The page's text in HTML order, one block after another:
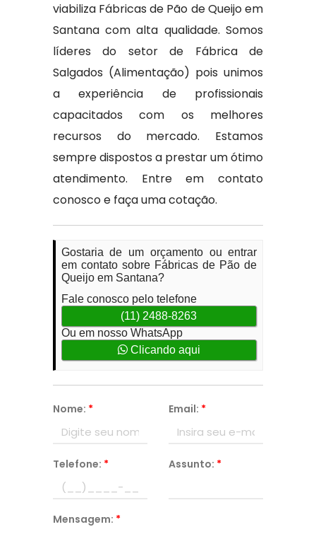
viabiliza Fábricas de Pão de Queijo em
Santana com alta qualidade. Somos
líderes do setor de Fábrica de
Salgados (Alimentação) pois unimos
a experiência de profissionais
capacitados com os melhores
recursos do mercado. Estamos
sempre dispostos a prestar um ótimo
atendimento. Entre em contato
conosco e faça uma cotação.
Gostaria de um orçamento ou entrar
em contato sobre Fábricas de Pão de
Queijo em Santana?
Fale conosco pelo telefone
(11) 2488-8263
Ou em nosso WhatsApp
Clicando aqui
Nome: * Email: *
Telefone: * Assunto: *
Mensagem: *